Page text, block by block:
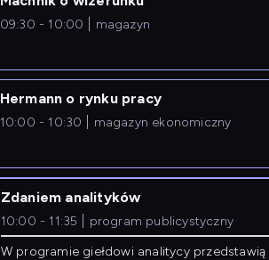
09:30 - 10:00 magazyn
Hermann o rynku pracy
10:00 - 10:30 magazyn ekonomiczny
Zdaniem analityków
10:00 - 11:35
program publicystyczny
W programie giełdowi analitycy